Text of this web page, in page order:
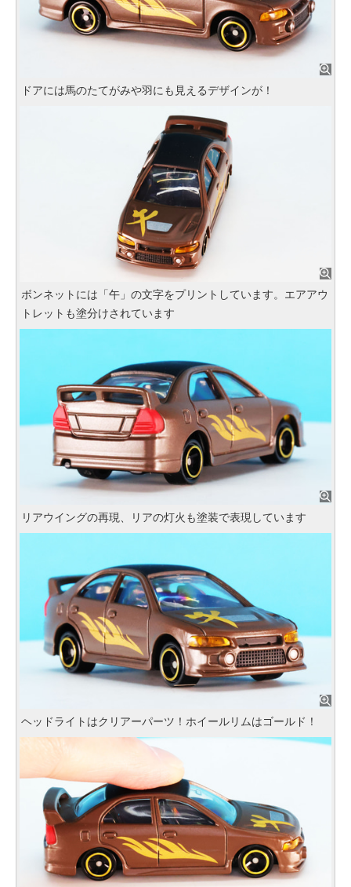
ドアには馬のたてがみや羽にも見えるデザインが！
ボンネットには「午」の文字をプリントしています。エアアウ
トレットも塗分けされています
リアウイングの再現、リアの灯火も塗装で表現しています
ヘッドライトはクリアーパーツ！ホイールリムはゴールド！